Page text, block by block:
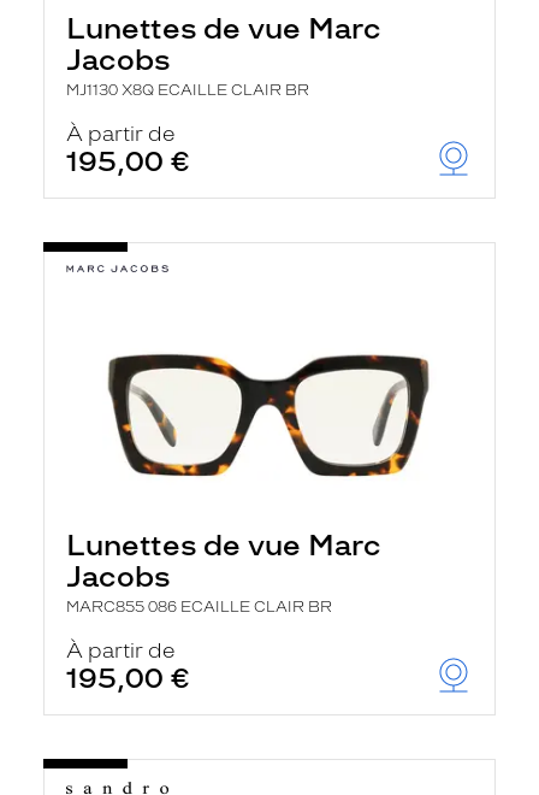
Lunettes de vue Marc
Jacobs
MJ1130 X8Q ECAILLE CLAIR BR
À partir de
195,00 €
Lunettes de vue Marc
Jacobs
MARC855 086 ECAILLE CLAIR BR
À partir de
195,00 €